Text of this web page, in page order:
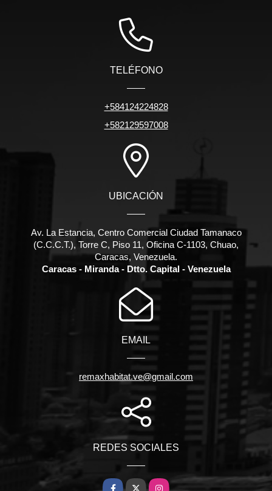
TELÉFONO
+584124224828
+582129597008
UBICACIÓN
Av. La Estancia, Centro Comercial Ciudad Tamanaco
(C.C.C.T.), Torre C, Piso 11, Oficina C-1103, Chuao,
Caracas, Venezuela.
Caracas - Miranda - Dtto. Capital - Venezuela
EMAIL
remaxhabitat.ve@gmail.com
REDES SOCIALES
Facebook
X Instagram